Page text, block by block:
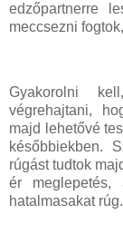
edzőpartnerre
meccsezni
Gyakorolni
végrehajtani,
majd lehetővé
későbbiekben.
rúgást tudtok
ér
hatalmasakat rúg.